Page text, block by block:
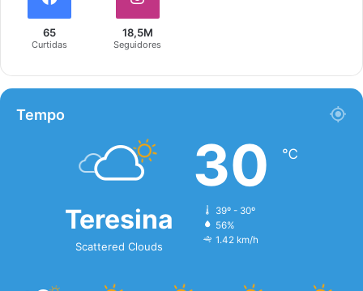
65
Curtidas
18,5M
Seguidores
Tempo
Teresina
Scattered Clouds
30 ℃
39º - 30º
56%
1.42 km/h